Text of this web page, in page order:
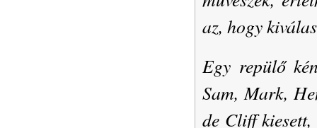
az, hogy
Egy repülő
Sam, Mark,
de Cliff